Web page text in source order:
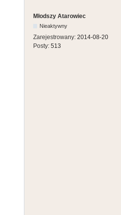
Młodszy Atarowiec
Nieaktywny
Zarejestrowany: 2014-08-20
Posty: 513